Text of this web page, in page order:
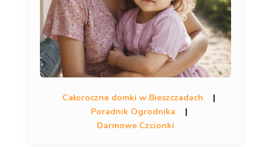
Całoroczne domki w Bieszczadach
|
Poradnik Ogrodnika
|
Darmowe Czcionki